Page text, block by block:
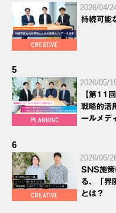
2026/04/
持続可能
5
2026/05/
【第11
戦略的活
ールメデ
6
2026/06/
SNS施策
る、「界
とは？